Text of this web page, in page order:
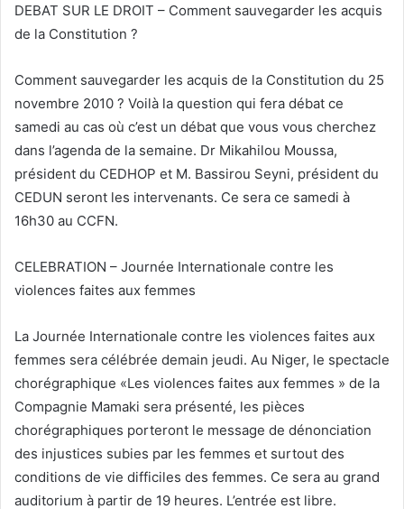
DEBAT SUR LE DROIT – Comment sauvegarder les acquis
de la Constitution ?
Comment sauvegarder les acquis de la Constitution du 25
novembre 2010 ? Voilà la question qui fera débat ce
samedi au cas où c’est un débat que vous vous cherchez
dans l’agenda de la semaine. Dr Mikahilou Moussa,
président du CEDHOP et M. Bassirou Seyni, président du
CEDUN seront les intervenants. Ce sera ce samedi à
16h30 au CCFN.
CELEBRATION – Journée Internationale contre les
violences faites aux femmes
La Journée Internationale contre les violences faites aux
femmes sera célébrée demain jeudi. Au Niger, le spectacle
chorégraphique «Les violences faites aux femmes » de la
Compagnie Mamaki sera présenté, les pièces
chorégraphiques porteront le message de dénonciation
des injustices subies par les femmes et surtout des
conditions de vie difficiles des femmes. Ce sera au grand
auditorium à partir de 19 heures. L’entrée est libre.